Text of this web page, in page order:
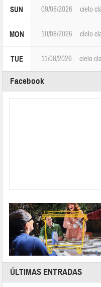
SUN 09/08/2026 cielo
MON 10/08/2026 cielo
TUE 11/08/2026 cielo
Facebook
ÚLTIMAS ENTRADAS